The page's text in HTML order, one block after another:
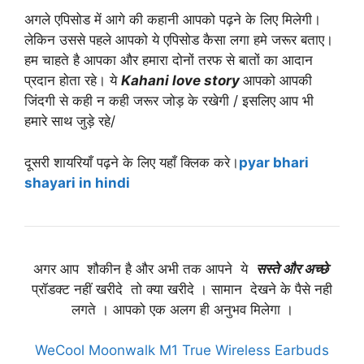
अगले एपिसोड में आगे की कहानी आपको पढ़ने के लिए मिलेगी।
लेकिन उससे पहले आपको ये एपिसोड कैसा लगा हमे जरूर बताए।
हम चाहते है आपका और हमारा दोनों तरफ से बातों का आदान
प्रदान होता रहे। ये Kahani love story आपको आपकी
जिंदगी से कही न कही जरूर जोड़ के रखेगी / इसलिए आप भी
हमारे साथ जुड़े रहे/
दूसरी शायरियाँ पढ़ने के लिए यहाँ क्लिक करे। pyar bhari
shayari in hindi
अगर आप शौकीन है और अभी तक आपने ये सस्ते और अच्छे
प्रॉडक्ट नहीं खरीदे तो क्या खरीदे । सामान देखने के पैसे नही
लगते । आपको एक अलग ही अनुभव मिलेगा ।
WeCool Moonwalk M1 True Wireless Earbuds